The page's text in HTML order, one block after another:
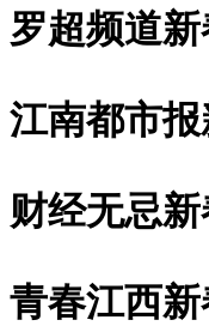
罗超频道
江南都市
财经无忌
青春江西